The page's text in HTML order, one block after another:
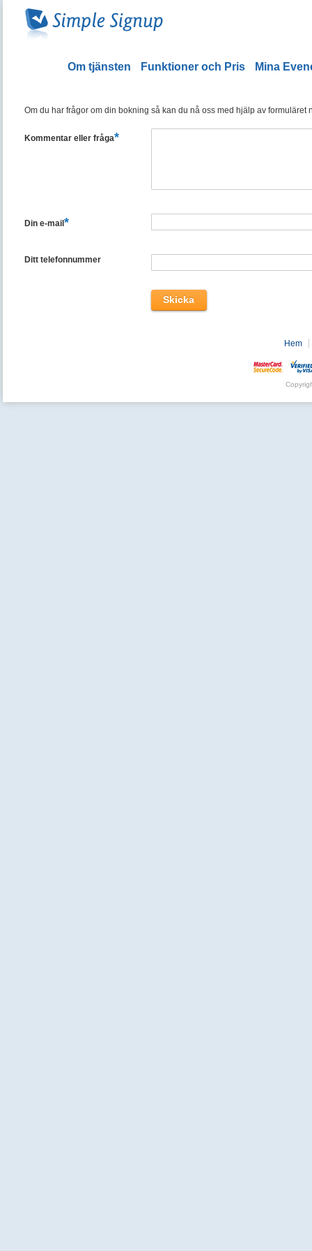
Om tjänsten Funktioner och Pris Mina
Om du har frågor om din bokning så kan du nå oss med hjälp av formuläret
Kommentar eller fråga*
Din e-mail*
Ditt telefonnummer
Hem